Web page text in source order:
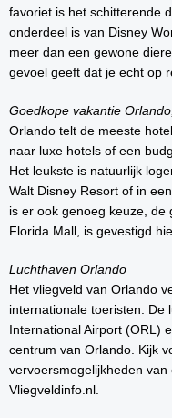
favoriet is het schitterende
onderdeel is van Disney
meer dan een gewone
gevoel geeft dat je echt op
Goedkope vakantie
Orlando telt de meeste
naar luxe hotels of een
Het leukste is natuurlijk
Walt Disney Resort of in
is er ook genoeg keuze,
Florida Mall, is gevestigd
Luchthaven Orlando
Het vliegveld van Orlando
internationale toeristen. De
International Airport (ORL)
centrum van Orlando. Kijk
vervoersmogelijkheden van
Vliegveldinfo.nl.